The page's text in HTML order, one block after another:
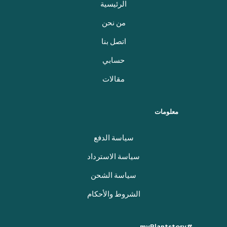
الرئيسية
من نحن
اتصل بنا
حسابي
مقالات
معلومات
سياسة الدفع
سياسة الاسترداد
سياسة الشحن
الشروط والأحكام